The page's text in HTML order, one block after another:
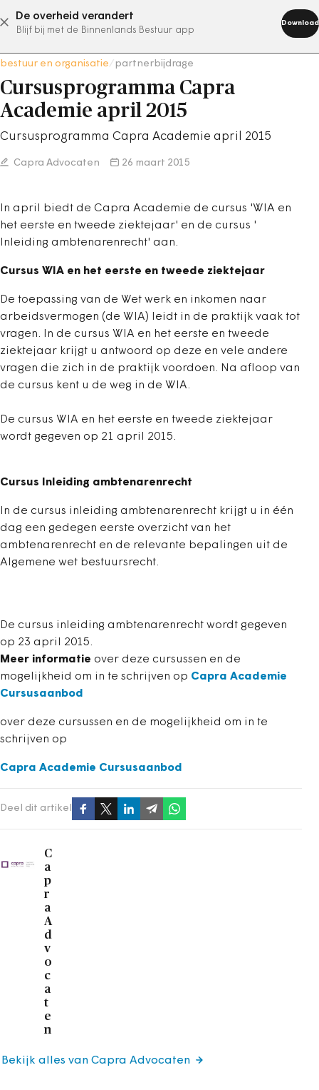
De overheid verandert
Blijf bij met de Binnenlands Bestuur app
Download
abonneer nu
bestuur en organisatie partnerbijdrage
Cursusprogramma Capra
Academie april 2015
Cursusprogramma Capra Academie april 2015
Capra Advocaten 26 maart 2015
In april biedt de Capra Academie de cursus 'WIA en
het eerste en tweede ziektejaar' en de cursus '
Inleiding ambtenarenrecht' aan.
Cursus WIA en het eerste en tweede ziektejaar
De toepassing van de Wet werk en inkomen naar
arbeidsvermogen (de WIA) leidt in de praktijk vaak tot
vragen. In de cursus WIA en het eerste en tweede
ziektejaar krijgt u antwoord op deze en vele andere
vragen die zich in de praktijk voordoen. Na afloop van
de cursus kent u de weg in de WIA.
De cursus WIA en het eerste en tweede ziektejaar
wordt gegeven op 21 april 2015.
Cursus Inleiding ambtenarenrecht
In de cursus inleiding ambtenarenrecht krijgt u in één
dag een gedegen eerste overzicht van het
ambtenarenrecht en de relevante bepalingen uit de
Algemene wet bestuursrecht.
De cursus inleiding ambtenarenrecht wordt gegeven
op 23 april 2015.
Meer informatie over deze cursussen en de
mogelijkheid om in te schrijven op Capra Academie
Cursusaanbod
over deze cursussen en de mogelijkheid om in te
schrijven op
Capra Academie Cursusaanbod
Deel dit artikel
C
a
p
r
a
A
d
v
o
c
a
t
e
n
Bekijk alles van Capra Advocaten